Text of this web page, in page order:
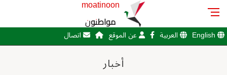
moatinoon
مواطنون
English العربية عن الموقع اتصال
أخبار